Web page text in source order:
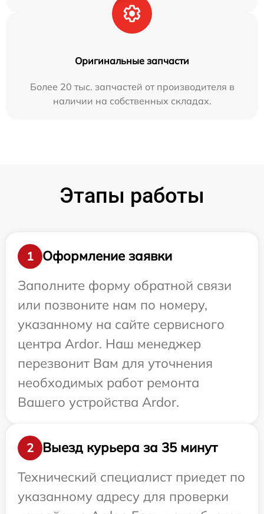
Оригинальные запчасти
Более 20 тыс. запчастей от производителя в
наличии на собственных складах.
Этапы работы
1
Оформление заявки
Заполните форму обратной связи
или позвоните нам по номеру,
указанному на сайте сервисного
центра Ardor. Наш менеджер
перезвонит Вам для уточнения
необходимых работ ремонта
Вашего устройства Ardor.
2
Выезд курьера за 35 минут
Технический специалист приедет по
указанному адресу для проверки